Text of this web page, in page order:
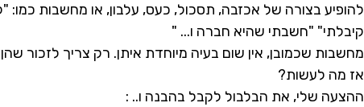
להופיע בצורה של אכזבה, תסכול, כעס, עלבון, או מחשבות כמו:
קיבלתי" "חשבתי שהיא חברה ו... "
מחשבות שכמובן, אין שום בעיה מיוחדת איתן. רק צריך לזכור
אז מה לעשות?
ההצעה שלי, את הבלבול לקבל בהבנה ו.. :